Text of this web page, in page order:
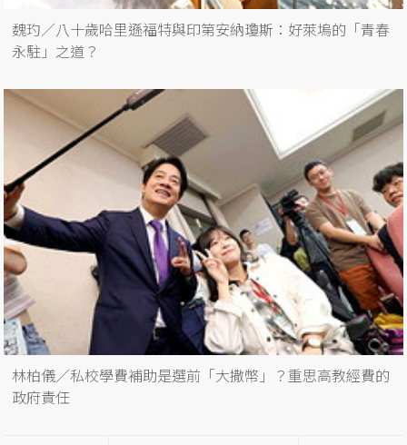
魏玓／八十歲哈里遜福特與印第安納瓊斯：好萊塢的「青春
永駐」之道？
林柏儀／私校學費補助是選前「大撒幣」？重思高教經費的
政府責任